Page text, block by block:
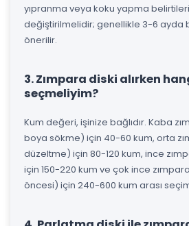
yıpranma veya koku yapma
değiştirilmelidir; genellikle 3-6 ayda
önerilir.
3. Zımpara diski alırken
seçmeliyim?
Kum değeri, işinize bağlıdır. Kaba
boya sökme) için 40-60 kum, orta
düzeltme) için 80-120 kum, ince
için 150-220 kum ve çok ince
öncesi) için 240-600 kum arası